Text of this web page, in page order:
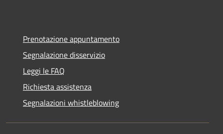
Prenotazione appuntamento
Segnalazione disservizio
Leggi le FAQ
Richiesta assistenza
Segnalazioni whistleblowing